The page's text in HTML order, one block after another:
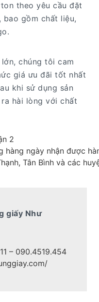
theo yêu cầu đặt
bao gồm chất liệu,
chúng tôi cam
giá ưu đãi tốt nhất
khi sử dụng sản
hài lòng với chất
hàng ngày nhận được
Tân Bình và các
giấy Như
– 090.4519.454